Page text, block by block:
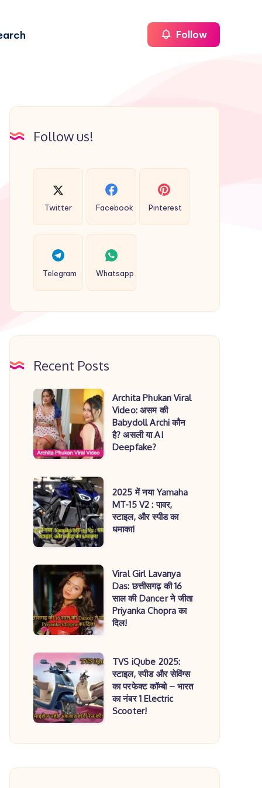
Follow
Follow us!
Twitter Facebook Pinterest
Telegram Whatsapp
Recent Posts
Archita
Phukan
Viral
Video:
असम
की
Babydoll
Archi
कौन
है?
या
Deepfake?
Archita Phukan Viral
Video: असम की
Babydoll Archi कौन
है? असली या AI
Deepfake?
2025
में
नया
Yamaha
MT-
15
:
पावर,
स्टाइल,
स्पीड
का
धमाका!
2025 में नया Yamaha
MT-15 V2 : पावर,
स्टाइल, और स्पीड का
धमाका!
Viral
Girl
Lavanya
Das:
छत्तीसगढ़
की
16
साल
की
Dancer
Priyanka
Viral Girl Lavanya
Das: छत्तीसगढ़ की 16
साल की Dancer ने जीता
Priyanka Chopra का
दिल!
TVS
iQube
2025:
स्टाइल,
स्पीड
और
TVS iQube 2025:
स्टाइल, स्पीड और सेविंग्स
का परफेक्ट कॉम्बो – भारत
का नंबर 1 Electric
Scooter!